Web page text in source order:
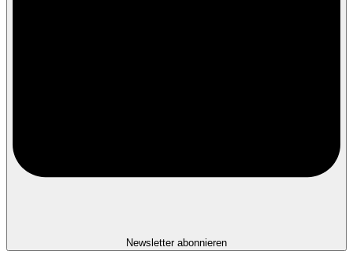
Newsletter abonnieren